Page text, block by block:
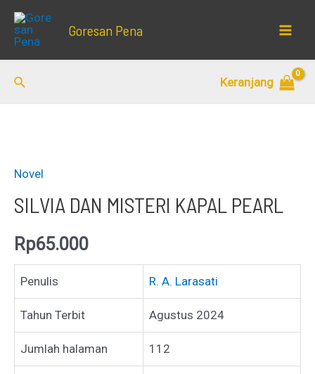
Lewati
Goresan Pena
Cari Keranjang
Novel
SILVIA DAN MISTERI KAPAL PEARL
Rp65.000
Penulis R. A. Larasati
Tahun Terbit Agustus 2024
Jumlah halaman 112